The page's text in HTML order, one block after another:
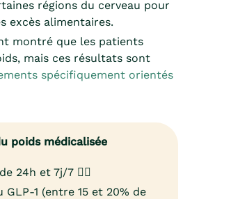
régions du cerveau pour
excès alimentaires.
montré que les patients
mais ces résultats sont
spécifiquement orientés
poids médicalisée
24h et 7j/7 👨‍⚕️
1 (entre 15 et 20% de